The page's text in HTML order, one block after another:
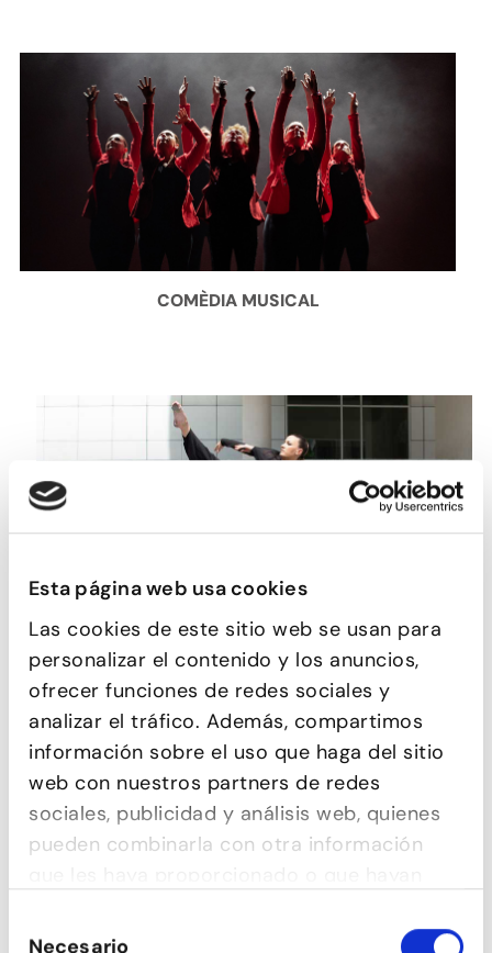
Esta página web usa cookies
Las cookies de este sitio web se usan para
personalizar el contenido y los anuncios,
ofrecer funciones de redes sociales y
analizar el tráfico. Además, compartimos
información sobre el uso que haga del sitio
web con nuestros partners de redes
sociales, publicidad y análisis web, quienes
pueden combinarla con otra información
de sus servicios.
Necesario
COMÈDIA MUSICAL
CONTEMPORANI